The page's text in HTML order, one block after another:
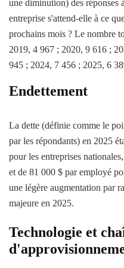
une diminution) des réponses
entreprise s'attend-elle à ce
prochains mois ? Le nombre
2019, 4 967 ; 2020, 9 616 ;
945 ; 2024, 7 456 ; 2025, 6
Endettement
La dette (définie comme le
par les répondants) en 2025
pour les entreprises
et de 81 000 $ par employé
une légère augmentation par
majeure en 2025.
Technologie et